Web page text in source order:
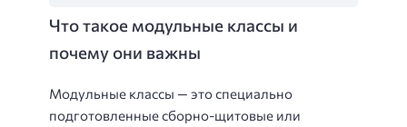
Что такое модульные классы и
почему они важны
Модульные классы — это специально
подготовленные сборно-щитовые или